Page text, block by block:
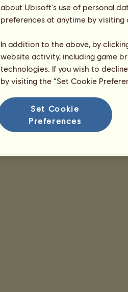
about Ubisoft's use of personal
preferences at anytime by
In addition to the above, by
website activity, including game
technologies. If you wish to
by visiting the “Set Cookie
Set Cookie
Preferences